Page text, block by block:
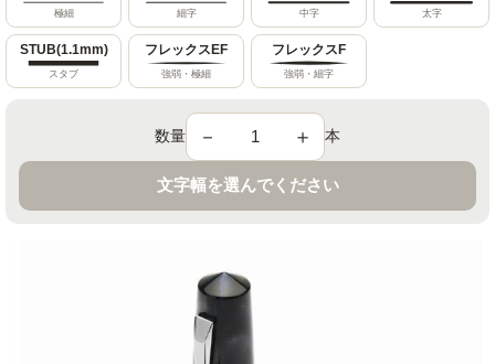
極細 細字 中字 太字
STUB(1.1mm)
スタブ
フレックスEF
強弱・極細
フレックスF
強弱・細字
数量 － ＋ 本
文字幅を選んでください